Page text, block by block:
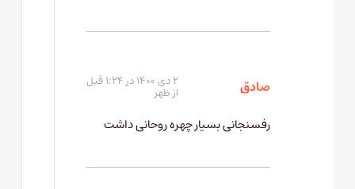
صادق ۲ دی ۱۴۰۰ در ۱:۲۴ قبل
از ظهر
رفسنجانی بسیار چهره روحانی داشت